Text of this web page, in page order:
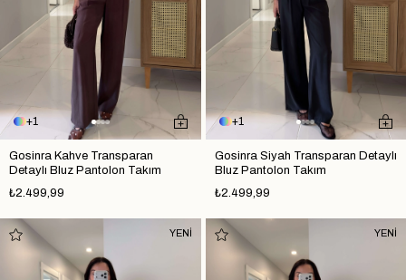
1
Gosinra Kahve Transparan
Detaylı Bluz Pantolon Takım
₺2.499,99
1
Gosinra Siyah Transparan Detaylı
Bluz Pantolon Takım
₺2.499,99
YENİ YENİ